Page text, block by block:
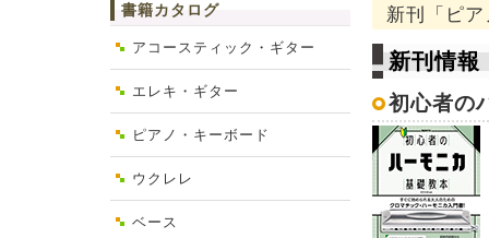
新刊「ピ
新刊情報
初心者の
書籍カタログ
アコースティック・ギター
エレキ・ギター
ピアノ・キーボード
ウクレレ
ベース